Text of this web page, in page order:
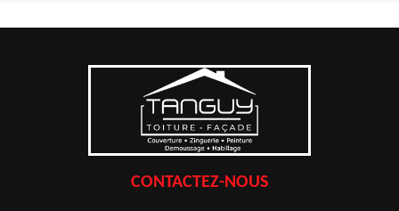
CONTACTEZ-NOUS